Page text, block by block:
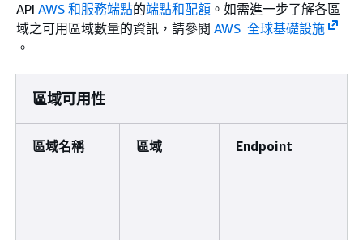
API AWS 和服務端點的端點和配額 。如需進一步了解各區
域之可用區域數量的資訊，請參閱 AWS ​ 全球基礎設施
。
區域可用性
區域名稱 區域 Endpoint